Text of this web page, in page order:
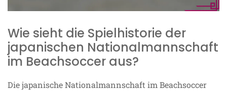
Wie sieht die Spielhistorie der
japanischen Nationalmannschaft
im Beachsoccer aus?
Die japanische Nationalmannschaft im Beachsoccer